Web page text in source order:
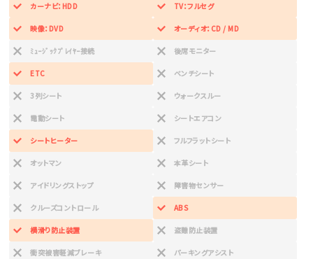
カーナビ：HDD TV：フルセグ
映像：DVD オーディオ：CD / MD
ﾐｭｰｼﾞｯｸﾌﾟﾚｲﾔｰ接続 後席モニター
ETC ベンチシート
3列シート ウォークスルー
電動シート シートエアコン
シートヒーター フルフラットシート
オットマン 本革シート
アイドリングストップ 障害物センサー
クルーズコントロール ABS
横滑り防止装置 盗難防止装置
衝突被害軽減ブレーキ パーキングアシスト